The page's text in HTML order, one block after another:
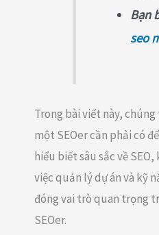
Bạn
seo
Trong bài viết này,
một SEOer cần phải có
hiểu biết sâu sắc về
việc quản lý dự án và kỹ
đóng vai trò quan trọng
SEOer.